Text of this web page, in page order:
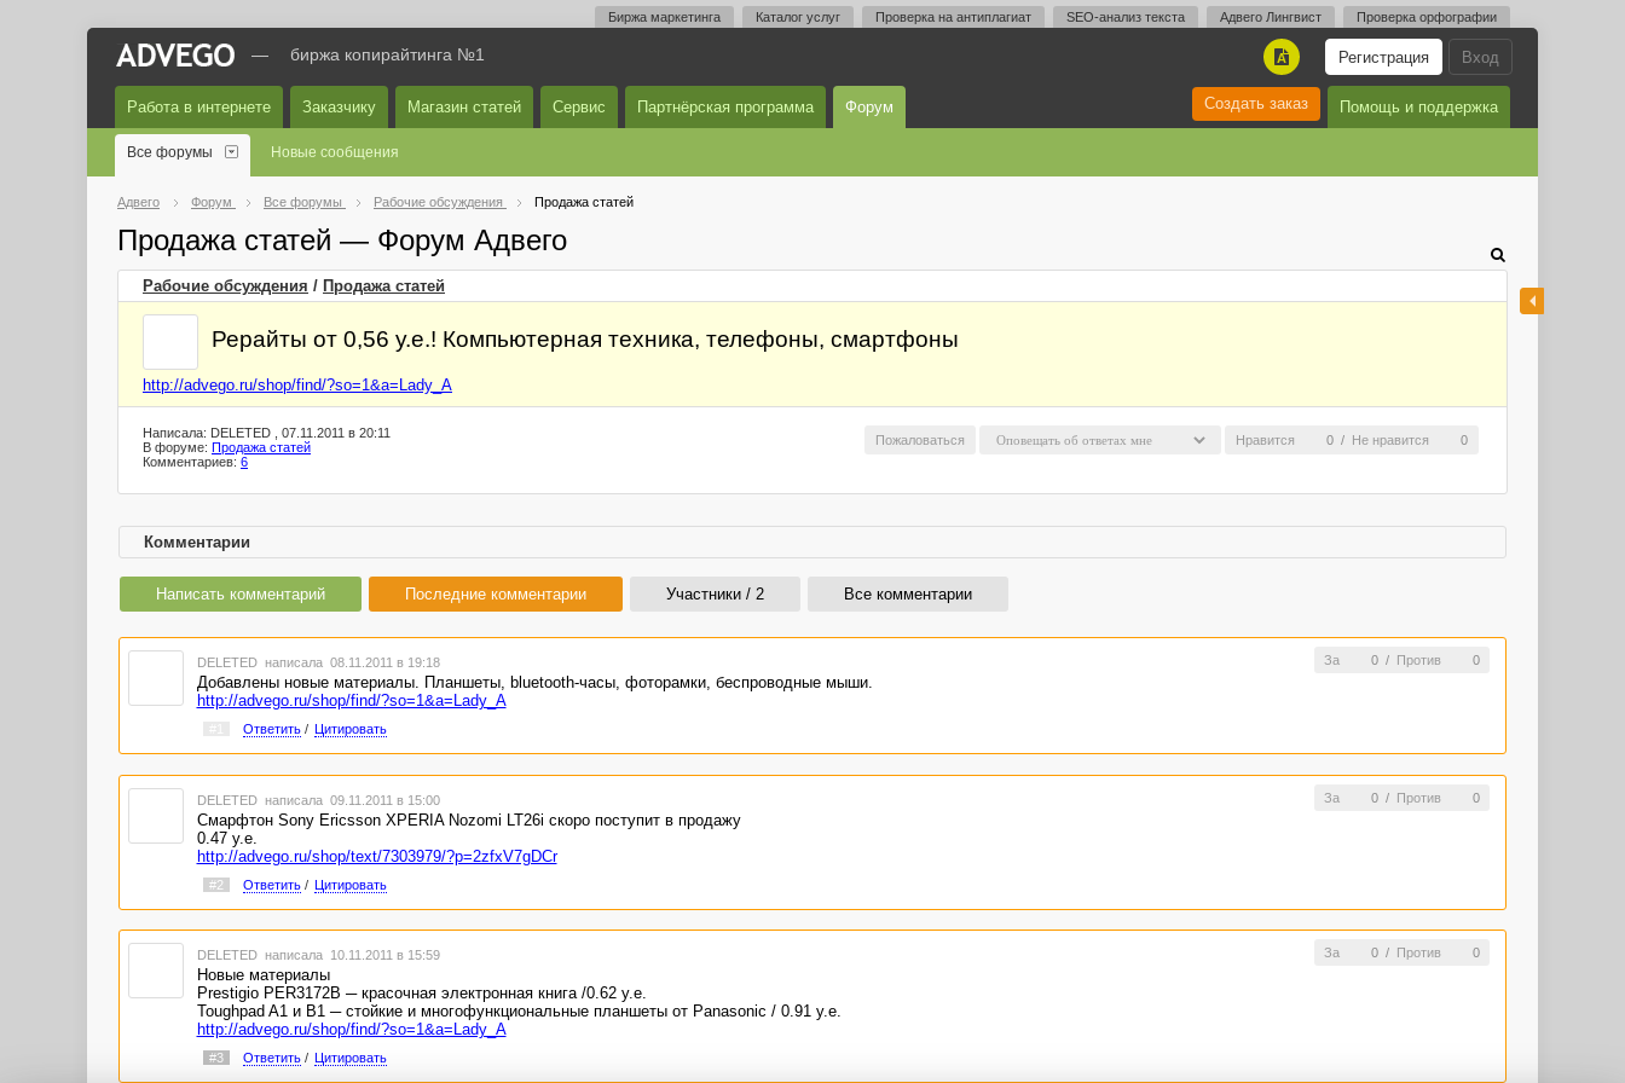
Биржа маркетинга Каталог услуг Проверка на антиплагиат SEO-анализ текста Адвего Лингвист Проверка орфографии
Вход
Регистрация
A
— биржа копирайтинга №1
Работа в интернете Заказчику Магазин статей Сервис Партнёрская программа Форум Помощь и поддержка
Создать заказ
Все форумы Новые сообщения
Адвего Форум Все форумы Рабочие обсуждения Продажа статей
Продажа статей — Форум Адвего
Рабочие обсуждения / Продажа статей
Рерайты от 0,56 у.е.! Компьютерная техника, телефоны, смартфоны
http://advego.ru/shop/find/?so=1&a=Lady_A
Нравится 0 / Не нравится 0
Пожаловаться
Написала: DELETED , 07.11.2011 в 20:11
В форуме: Продажа статей
Комментариев: 6
Комментарии
Написать комментарий Последние комментарии Участники / 2 Все комментарии
За 0/ Против 0
DELETED написала 08.11.2011 в 19:18
Добавлены новые материалы. Планшеты, bluetooth-часы, фоторамки, беспроводные мыши.
http://advego.ru/shop/find/?so=1&a=Lady_A
Ответить/ Цитировать
За 0/ Против 0
DELETED написала 09.11.2011 в 15:00
Смарфтон Sony Ericsson XPERIA Nozomi LT26i скоро поступит в продажу
0.47 у.е.
http://advego.ru/shop/text/7303979/?p=2zfxV7gDCr
#2 Ответить/ Цитировать
За 0/ Против 0
DELETED написала 10.11.2011 в 15:59
Новые материалы
Prestigio PER3172B ─ красочная электронная книга /0.62 у.е.
Toughpad A1 и B1 ─ стойкие и многофункциональные планшеты от Panasonic / 0.91 у.е.
http://advego.ru/shop/find/?so=1&a=Lady_A
#3 Ответить/ Цитировать